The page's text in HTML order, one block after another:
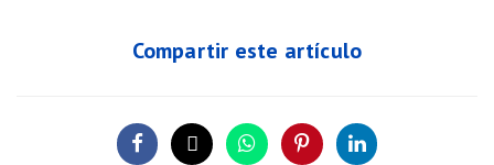
Compartir este artículo